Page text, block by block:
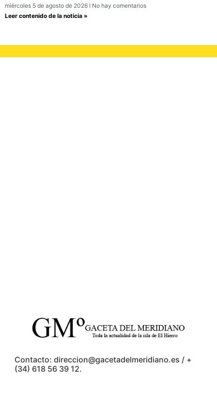
miércoles 5 de agosto de 2026
No hay comentarios
Leer contenido de la noticia »
Contacto: direccion@gacetadelmeridiano.es / +
(34) 618 56 39 12.